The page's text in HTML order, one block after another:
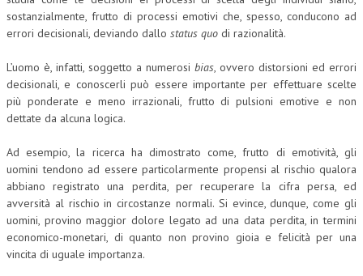
sostanzialmente, frutto di processi emotivi che, spesso, conducono ad
errori decisionali, deviando dallo status quo di razionalità.
L’uomo è, infatti, soggetto a numerosi bias, ovvero distorsioni ed errori
decisionali, e conoscerli può essere importante per effettuare scelte
più ponderate e meno irrazionali, frutto di pulsioni emotive e non
dettate da alcuna logica.
Ad esempio, la ricerca ha dimostrato come, frutto di emotività, gli
uomini tendono ad essere particolarmente propensi al rischio qualora
abbiano registrato una perdita, per recuperare la cifra persa, ed
avversità al rischio in circostanze normali. Si evince, dunque, come gli
uomini, provino maggior dolore legato ad una data perdita, in termini
economico-monetari, di quanto non provino gioia e felicità per una
vincita di uguale importanza.